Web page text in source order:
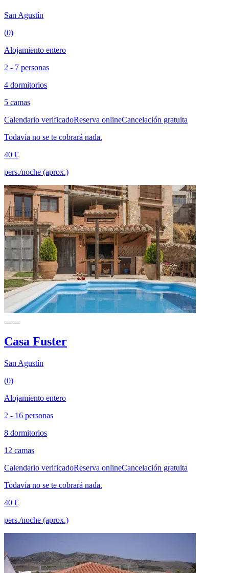
San Agustín
(0)
Alojamiento entero
2 - 7 personas
4 dormitorios
5 camas
Calendario verificadoReserva onlineCancelación gratuita
Todavía no se te cobrará nada.
40 €
pers./noche (aprox.)
Casa Fuster
San Agustín
(0)
Alojamiento entero
2 - 16 personas
8 dormitorios
12 camas
Calendario verificadoReserva onlineCancelación gratuita
Todavía no se te cobrará nada.
40 €
pers./noche (aprox.)